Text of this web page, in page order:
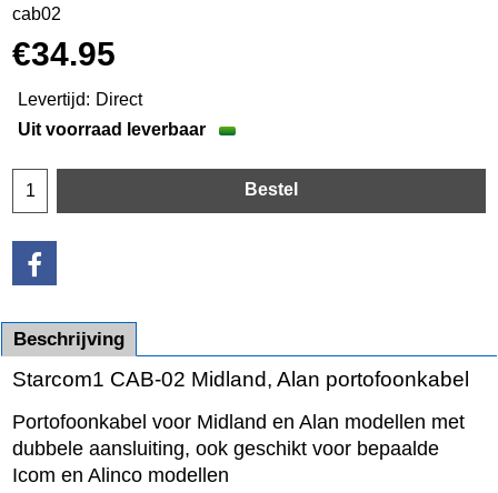
cab02
€34.95
Levertijd: Direct
Uit voorraad leverbaar
Bestel
Beschrijving
Starcom1 CAB-02 Midland, Alan portofoonkabel
Portofoonkabel voor Midland en Alan modellen met
dubbele aansluiting, ook geschikt voor bepaalde
Icom en Alinco modellen